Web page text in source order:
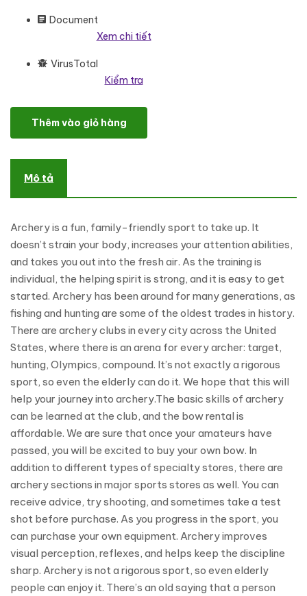
Document
Xem chi tiết
VirusTotal
Kiểm tra
Arcey - Archery Club And Training WordPress Theme số lượng
Thêm vào giỏ hàng
Mô tả
Archery is a fun, family-friendly sport to take up. It
doesn’t strain your body, increases your attention abilities,
and takes you out into the fresh air. As the training is
individual, the helping spirit is strong, and it is easy to get
started. Archery has been around for many generations, as
fishing and hunting are some of the oldest trades in history.
There are archery clubs in every city across the United
States, where there is an arena for every archer: target,
hunting, Olympics, compound. It’s not exactly a rigorous
sport, so even the elderly can do it. We hope that this will
help your journey into archery.The basic skills of archery
can be learned at the club, and the bow rental is
affordable. We are sure that once your amateurs have
passed, you will be excited to buy your own bow. In
addition to different types of specialty stores, there are
archery sections in major sports stores as well. You can
receive advice, try shooting, and sometimes take a test
shot before purchase. As you progress in the sport, you
can purchase your own equipment. Archery improves
visual perception, reflexes, and helps keep the discipline
sharp. Archery is not a rigorous sport, so even elderly
people can enjoy it. There’s an old saying that a person